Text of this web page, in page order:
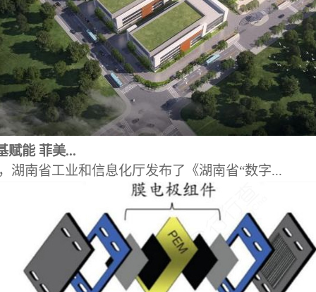
赋能 菲美...
湖南省工业和信息化厅发布了《湖南省“数字...